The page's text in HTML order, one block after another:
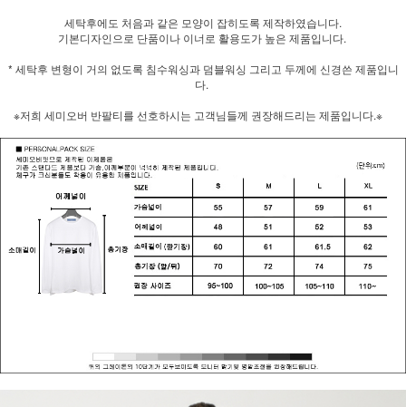
세탁후에도 처음과 같은 모양이 잡히도록 제작하였습니다.
기본디자인으로 단품이나 이너로 활용도가 높은 제품입니다.
* 세탁후 변형이 거의 없도록 침수워싱과 덤블워싱 그리고 두께에 신경쓴 제품입니
다.
※저희 세미오버 반팔티를 선호하시는 고객님들께 권장해드리는 제품입니다.※